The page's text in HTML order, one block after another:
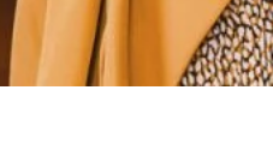
a doprava